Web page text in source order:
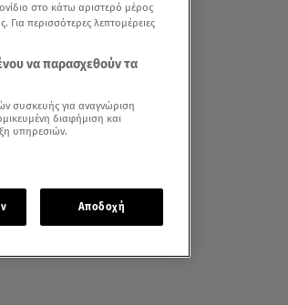
στο κάτω αριστερό μέρος
Για περισσότερες λεπτομέρειες
να παρασχεθούν τα
συσκευής για αναγνώριση
διαφήμιση και
υπηρεσιών.
Αποδοχή